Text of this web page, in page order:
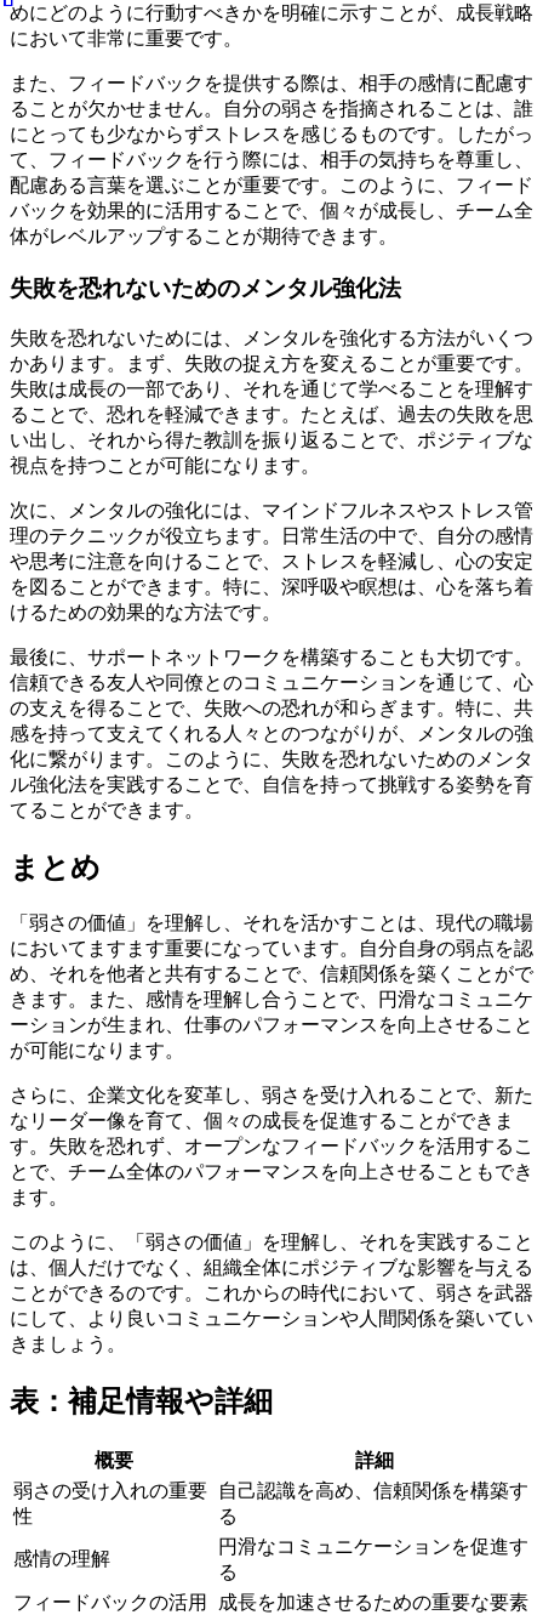
めにどのように行動すべきかを明確に示すことが、成長戦略
において非常に重要です。
また、フィードバックを提供する際は、相手の感情に配慮す
ることが欠かせません。自分の弱さを指摘されることは、誰
にとっても少なからずストレスを感じるものです。したがっ
て、フィードバックを行う際には、相手の気持ちを尊重し、
配慮ある言葉を選ぶことが重要です。このように、フィード
バックを効果的に活用することで、個々が成長し、チーム全
体がレベルアップすることが期待できます。
失敗を恐れないためのメンタル強化法
失敗を恐れないためには、メンタルを強化する方法がいくつ
かあります。まず、失敗の捉え方を変えることが重要です。
失敗は成長の一部であり、それを通じて学べることを理解す
ることで、恐れを軽減できます。たとえば、過去の失敗を思
い出し、それから得た教訓を振り返ることで、ポジティブな
視点を持つことが可能になります。
次に、メンタルの強化には、マインドフルネスやストレス管
理のテクニックが役立ちます。日常生活の中で、自分の感情
や思考に注意を向けることで、ストレスを軽減し、心の安定
を図ることができます。特に、深呼吸や瞑想は、心を落ち着
けるための効果的な方法です。
最後に、サポートネットワークを構築することも大切です。
信頼できる友人や同僚とのコミュニケーションを通じて、心
の支えを得ることで、失敗への恐れが和らぎます。特に、共
感を持って支えてくれる人々とのつながりが、メンタルの強
化に繋がります。このように、失敗を恐れないためのメンタ
ル強化法を実践することで、自信を持って挑戦する姿勢を育
てることができます。
まとめ
「弱さの価値」を理解し、それを活かすことは、現代の職場
においてますます重要になっています。自分自身の弱点を認
め、それを他者と共有することで、信頼関係を築くことがで
きます。また、感情を理解し合うことで、円滑なコミュニケ
ーションが生まれ、仕事のパフォーマンスを向上させること
が可能になります。
さらに、企業文化を変革し、弱さを受け入れることで、新た
なリーダー像を育て、個々の成長を促進することができま
す。失敗を恐れず、オープンなフィードバックを活用するこ
とで、チーム全体のパフォーマンスを向上させることもでき
ます。
このように、「弱さの価値」を理解し、それを実践すること
は、個人だけでなく、組織全体にポジティブな影響を与える
ことができるのです。これからの時代において、弱さを武器
にして、より良いコミュニケーションや人間関係を築いてい
きましょう。
表：補足情報や詳細
概要
詳細
弱さの受け入れの重要
性
自己認識を高め、信頼関係を構築す
る
感情の理解
円滑なコミュニケーションを促進す
る
フィードバックの活用
成長を加速させるための重要な要素